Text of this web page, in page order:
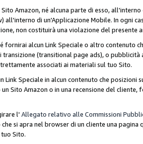
Sito Amazon, né alcuna parte di esso,
all'interno di un'Applicazione Mobile. In ogni
non costituirà una violazione del presente
fornirai alcun Link Speciale o altro contenuto
transizione (transitional page ads), o
associati ai materiali sul tuo Sito.
Link Speciale in alcun contenuto che
Sito Amazon o in una recensione del
l' Allegato relativo alle Commissioni
si apra nel browser di un cliente una
tuo Sito.